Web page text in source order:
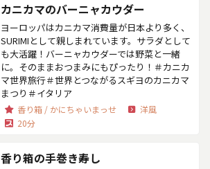
カニカマのバーニャカウダー
ヨーロッパはカニカマ消費量が日本より多く、
SURIMIとして親しまれています。サラダとして
も大活躍！バーニャカウダーでは野菜と一緒
に。そのままおつまみにもぴったり！＃カニカ
マ世界旅行＃世界とつながるスギヨのカニカマ
まつり＃イタリア
香り箱 / かにちゃいまっせ
洋風
20分
香り箱の手巻き寿し